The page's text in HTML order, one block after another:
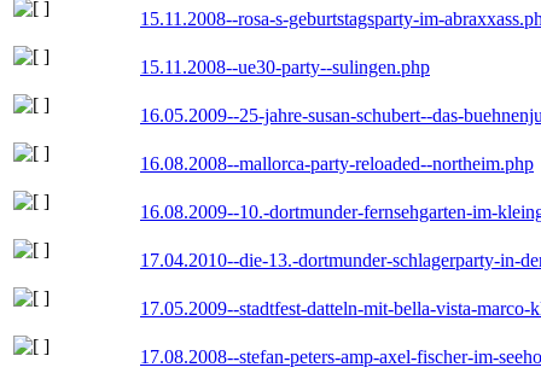
15.11.2008--rosa-s-geburtstagsparty-im-
15.11.2008--ue30-party--sulingen.php
16.05.2009--25-jahre-susan-schubert--das-
16.08.2008--mallorca-party-reloaded--northeim.php
16.08.2009--10.-dortmunder-fernsehgarten-im-
17.04.2010--die-13.-dortmunder-schlagerparty-in-
17.05.2009--stadtfest-datteln-mit-bella-vista-marco-
17.08.2008--stefan-peters-amp-axel-fischer-im-